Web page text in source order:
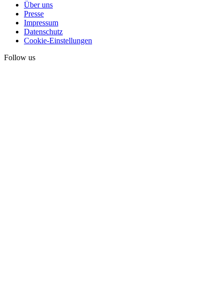
Über uns
Presse
Impressum
Datenschutz
Cookie-Einstellungen
Follow us